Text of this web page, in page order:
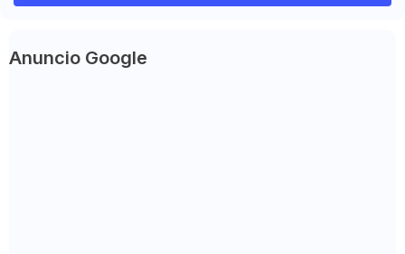
Anuncio Google